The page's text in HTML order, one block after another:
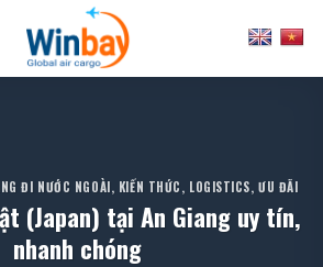
ĐI NƯỚC NGOÀI, KIẾN THỨC, LOGISTICS,ƯU ĐÃI
(Japan) tại An Giang uy tín,
nhanh chóng